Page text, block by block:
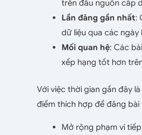
trên đầu nguồn cấp
Lần đăng gần nhất:
dữ liệu qua các
Mối quan hệ: Các
xếp hạng tốt hơn
Với việc thời gian gần đây
điểm thích hợp để đăng
Mở rộng phạm vi